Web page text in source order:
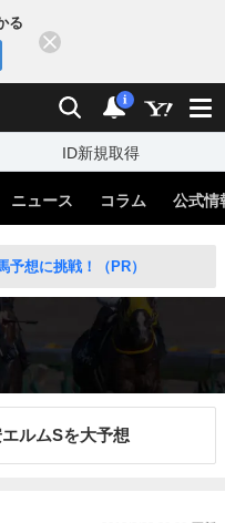
る
検索 通知
i
ID新規取得
ニュース コラム 公式情
想に挑戦！（PR）
ルムSを大予想